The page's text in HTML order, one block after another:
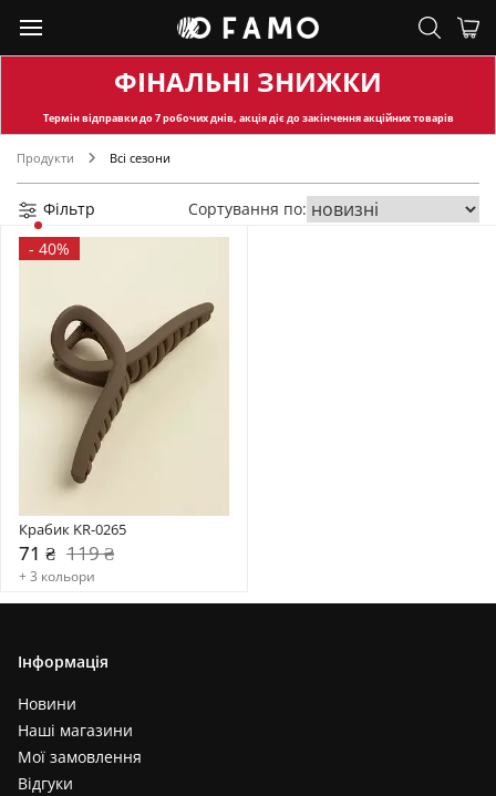
ФІНАЛЬНІ ЗНИЖКИ
Термін відправкидо 7 робочих днів, акція діє до закінчення акційних товарів
Продукти Всі сезони
Фільтр
Сортування по:
- 40%
Крабик KR-0265
71 ₴ 119 ₴
+ 3 кольори
Інформація
Новини
Наші магазини
Мої замовлення
Відгуки